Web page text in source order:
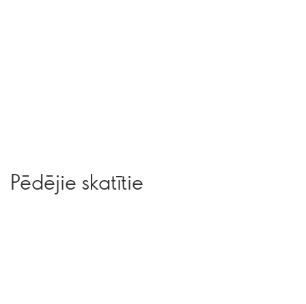
Pēdējie skatītie